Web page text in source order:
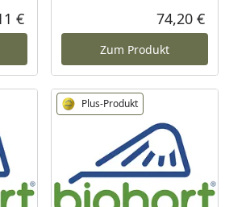
Aktueller Preis
€ 74,20 €
Zum Produkt
Plus-Produkt